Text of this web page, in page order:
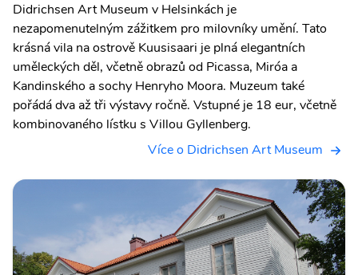
Didrichsen Art Museum v Helsinkách je
nezapomenutelným zážitkem pro milovníky umění. Tato
krásná vila na ostrově Kuusisaari je plná elegantních
uměleckých děl, včetně obrazů od Picassa, Miróa a
Kandinského a sochy Henryho Moora. Muzeum také
pořádá dva až tři výstavy ročně. Vstupné je 18 eur, včetně
kombinovaného lístku s Villou Gyllenberg.
Více o Didrichsen Art Museum